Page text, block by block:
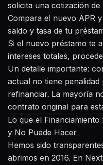
solicita una cotización
Compara el nuevo APR
saldo y tasa de tu
Si el nuevo préstamo te
intereses totales, procede
Un detalle importante:
actual no tiene
refinanciar. La mayoría
contrato original para
Lo que el
y No Puede Hacer
Hemos sido
abrimos en 2016. En